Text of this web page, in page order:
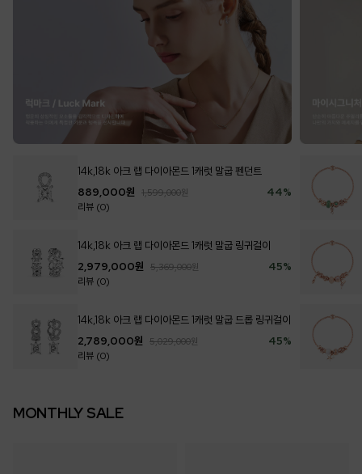
14k,18k 아크 랩 다이아몬드 1캐럿 말굽 펜던트
44%
889,000원 1,599,000원
리뷰 (0)
14k,18k 아크 랩 다이아몬드 1캐럿 말굽 링귀걸이
45%
2,979,000원 5,369,000원
리뷰 (0)
14k,18k 아크 랩 다이아몬드 1캐럿 말굽 드롭 링귀걸이
45%
2,789,000원 5,029,000원
리뷰 (0)
MONTHLY SALE